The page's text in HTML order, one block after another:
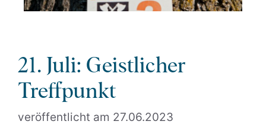
21. Juli: Geistlicher
Treffpunkt
27.06.2023